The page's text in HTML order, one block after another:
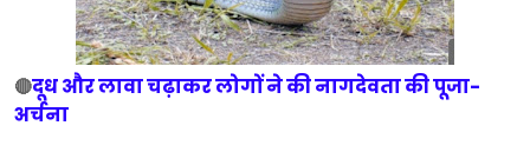
🔴दूध और लावा चढ़ाकर लोगों ने की नागदेवता की पूजा-
अर्चना